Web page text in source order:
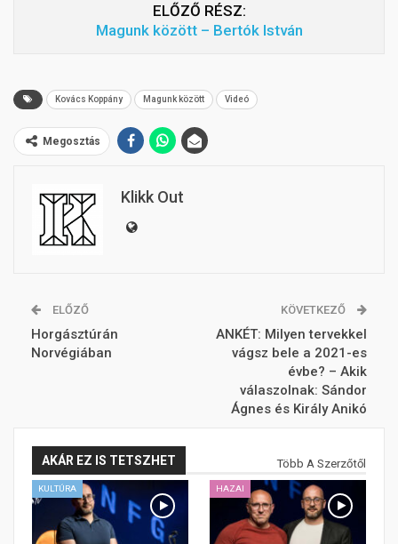
ELŐZŐ RÉSZ:
Magunk között – Bertók István
Kovács Koppány Magunk között Videó
Megosztás
Klikk Out
ELŐZŐ
Horgásztúrán
Norvégiában
KÖVETKEZŐ
ANKÉT: Milyen tervekkel
vágsz bele a 2021-es
évbe? – Akik
válaszolnak: Sándor
Ágnes és Király Anikó
AKÁR EZ IS TETSZHET Több A Szerzőtől
KULTÚRA HAZAI